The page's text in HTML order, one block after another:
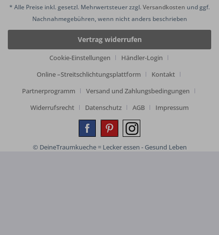
* Alle Preise inkl. gesetzl. Mehrwertsteuer zzgl.Versandkosten und ggf.
Nachnahmegebühren, wenn nicht anders beschrieben
Vertrag widerrufen
Cookie-Einstellungen
Händler-Login
Online –Streitschlichtungsplattform
Kontakt
Partnerprogramm
Versand und Zahlungsbedingungen
Widerrufsrecht
Datenschutz AGB Impressum
© DeineTraumkueche = Lecker essen - Gesund Leben